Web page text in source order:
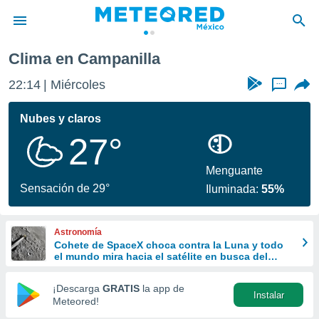
de
ha sido
calidad.
a este
las
y
forma
digital
basada
Clima en Campanilla
22:14 Miércoles ...
Nubes y claros
27°
Sensación de 29°
Menguante
Iluminada:55%
Astronomía
Cohete de SpaceX choca contra la Luna y todo
el mundo mira hacia el satélite en busca del
¡Descarga GRATIS la app de
Meteored!
Instalar